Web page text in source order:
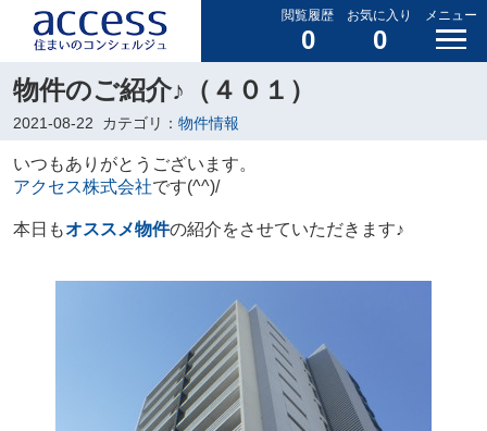
閲覧履歴
0
お気に入り
0
メニュー
物件のご紹介♪（４０１）
2021-08-22 カテゴリ： 物件情報
いつもありがとうございます。
アクセス株式会社です(^^)/
本日もオススメ物件の紹介をさせていただきます♪